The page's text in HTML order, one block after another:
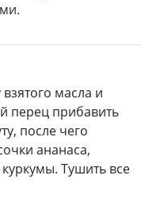
масла и
перец прибавить
после чего
ананаса,
Тушить все